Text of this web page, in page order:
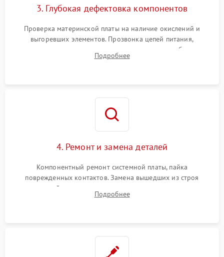
3. Глубокая дефектовка компонентов
Проверка материнской платы на наличие окислений и
выгоревших элементов. Прозвонка цепей питания,
тестирование приводных моторов колес и турбины
всасывания. Оценка состояния оптических и инфракрасных
Подробнее
4. Ремонт и замена деталей
Компонентный ремонт системной платы, пайка
поврежденных контактов. Замена вышедших из строя
двигателей, изношенного аккумулятора, неисправного
лидара или помпы подачи воды. Восстановление шлейфов и
Подробнее